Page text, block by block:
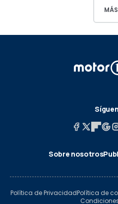
MÁS
Sobre nosotros
Política de PrivacidadPolítica de